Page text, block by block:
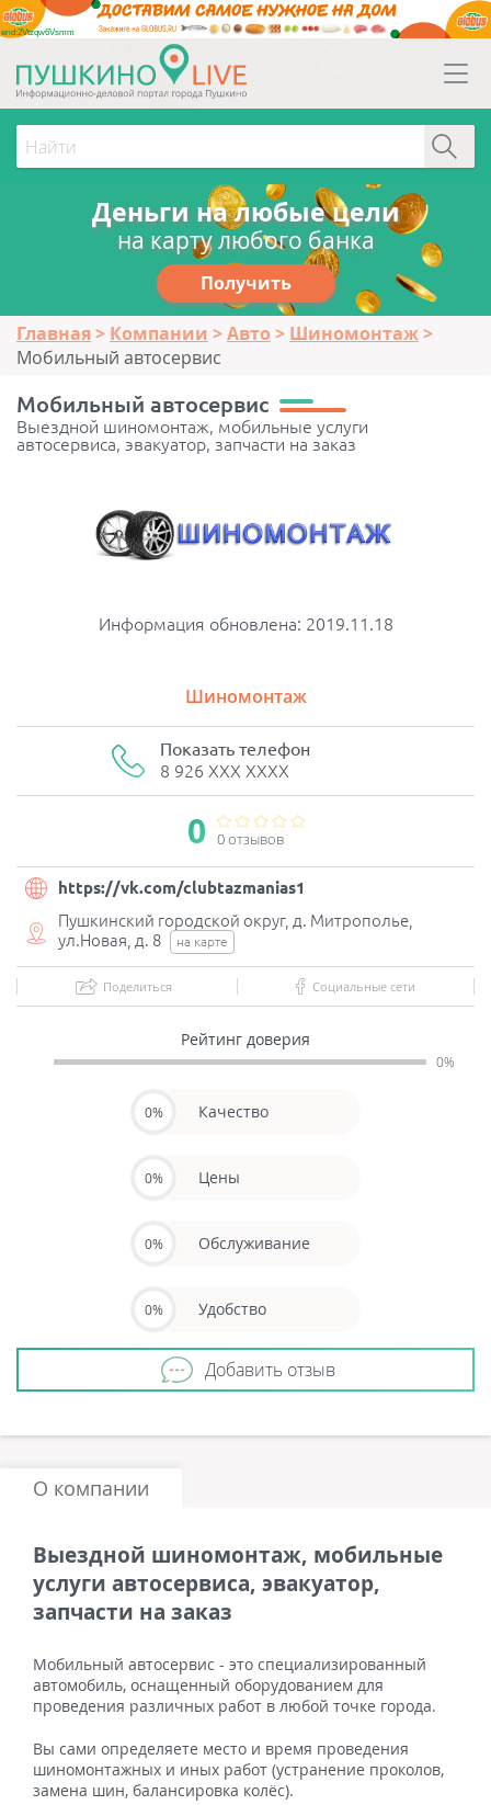
erid:2Vtzqw6Vsmm
Деньги на любые цели
на карту любого банка
Получить
Главная Компании Авто
Шиномонтаж
Мобильный автосервис
Мобильный автосервис
Выездной шиномонтаж, мобильные услуги
автосервиса, эвакуатор, запчасти на заказ
Информация обновлена: 2019.11.18
Шиномонтаж
Показать телефон
8 926 XXX XXXX
0 0 отзывов
https://vk.com/clubtazmanias1
Пушкинский городской округ, д. Митрополье,
ул.Новая, д. 8
на карте
Поделиться Социальные сети
Рейтинг доверия
0%
0% Качество
0% Цены
0% Обслуживание
0% Удобство
Добавить отзыв
О компании
Выездной шиномонтаж, мобильные
услуги автосервиса, эвакуатор,
запчасти на заказ
Мобильный автосервис - это специализированный
автомобиль, оснащенный оборудованием для
проведения различных работ в любой точке города.
Вы сами определяете место и время проведения
шиномонтажных и иных работ (устранение проколов,
замена шин, балансировка колёс).